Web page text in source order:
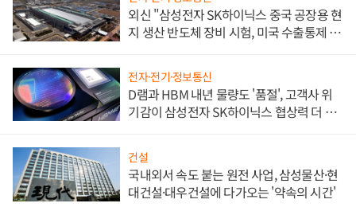
외신 "삼성전자 SK하이닉스 중국 공장용 현
지 생산 반도체 장비 시험, 미국 수출통제 대
전자·전기·정보통신
D램과 HBM 내년 물량도 '품절', 고객사 위
기감이 삼성전자 SK하이닉스 협상력 더 키
건설
국내외서 속도 붙는 원전 사업, 삼성물산·현
대건설·대우건설에 다가오는 '약속의 시간'